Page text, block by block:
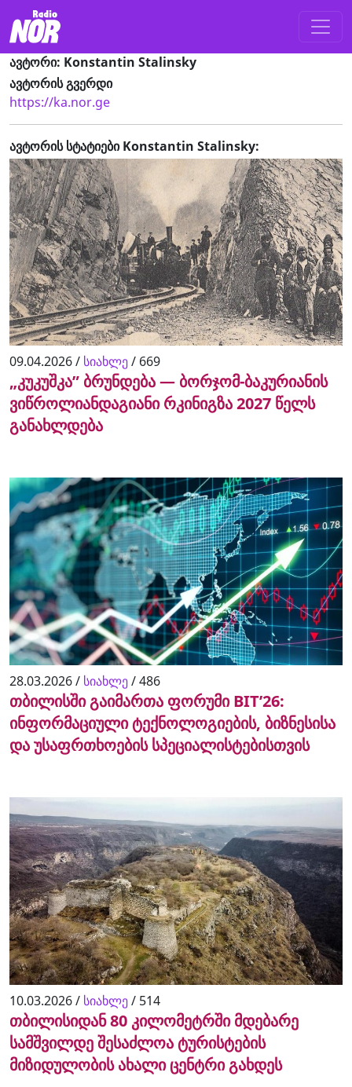
ავტორი: Konstantin Stalinsky
ავტორის გვერდი
https://ka.nor.ge
ავტორის სტატიები Konstantin Stalinsky:
09.04.2026 / სიახლე/ 669
„კუკუშკა” ბრუნდება — ბორჯომ-ბაკურიანის
ვიწროლიანდაგიანი რკინიგზა 2027 წელს
განახლდება
28.03.2026 / სიახლე/486
თბილისში გაიმართა ფორუმი BIT’26:
ინფორმაციული ტექნოლოგიების, ბიზნესისა
და უსაფრთხოების სპეციალისტებისთვის
10.03.2026 / სიახლე/ 514
თბილისიდან 80 კილომეტრში მდებარე
სამშვილდე შესაძლოა ტურისტების
მიზიდულობის ახალი ცენტრი გახდეს